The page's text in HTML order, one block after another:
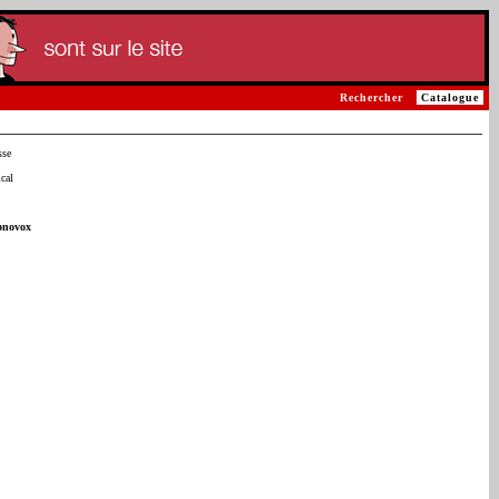
Catalogue
Rechercher